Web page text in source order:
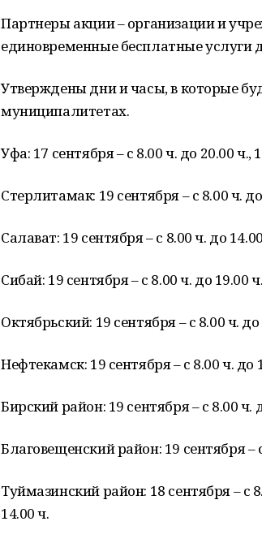
Партнеры акции – организации и
единовременные бесплатные услуги
Утверждены дни и часы, в которые
муниципалитетах.
Уфа: 17 сентября – с 8.00 ч. до 20.00 ч.,
Стерлитамак: 19 сентября – с 8.00 ч.
Салават: 19 сентября – с 8.00 ч. до
Сибай: 19 сентября – с 8.00 ч. до 19.00 ч.
Октябрьский: 19 сентября – с 8.00 ч. до
Нефтекамск: 19 сентября – с 8.00 ч. до
Бирский район: 19 сентября – с 8.00 ч.
Благовещенский район: 19 сентября –
Туймазинский район: 18 сентября – с
14.00 ч.